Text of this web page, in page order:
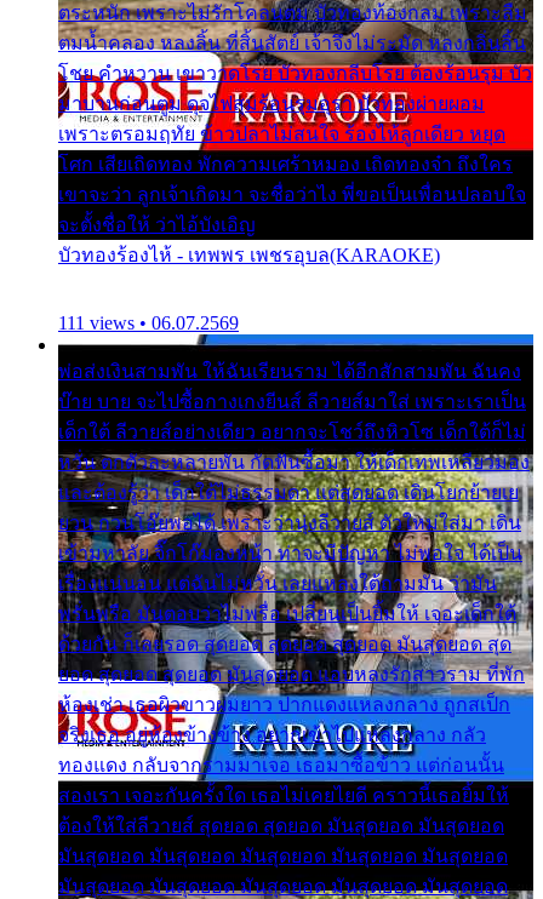
ตระหนัก เพราะไม่รักโคลนตม บัวทองท้องกลม เพราะลืม
ตมน้ำคลอง หลงลิ้น ที่สิ้นสัตย์ เจ้าจึงไม่ระมัด หลงกลิ่นลิ้น
โชย คำหวาน เขาวาดโรย บัวทองกลีบโรย ต้องร้อนรุม บัว
มาบานก่อนตูม ดุจไฟสุมร้อนรุมอุรา บัวทองผ่ายผอม
เพราะตรอมฤทัย ข้าวปลาไม่สนใจ ร้องไห้ลูกเดียว หยุด
โศก เสียเถิดทอง พักความเศร้าหมอง เถิดทองจ๋า ถึงใคร
เขาจะว่า ลูกเจ้าเกิดมา จะชื่อว่าไง พี่ขอเป็นเพื่อนปลอบใจ
จะตั้งชื่อให้ ว่าไอ้บังเอิญ
บัวทองร้องไห้ - เทพพร เพชรอุบล(KARAOKE)
111 views • 06.07.2569
พ่อส่งเงินสามพัน ให้ฉันเรียนราม ได้อีกสักสามพัน ฉันคง
บ๊าย บาย จะไปซื้อกางเกงยีนส์ ลีวายส์มาใส่ เพราะเราเป็น
เด็กใต้ ลีวายส์อย่างเดียว อยากจะโชว์ถึงหิวโซ เด็กใต้ก็ไม่
หวั่น ตกตัวละหลายพัน กัดฟันซื้อมา ให้เด็กเทพเหลียวมอง
และต้องรู้ว่า เด็กใต้ไม่ธรรมดา แต่สุดยอด เดินโยกย้ายเย
ยวน กวนโอ๊ยพอได้ เพราะว่านุ่งลีวายส์ ตัวใหม่ใส่มา เดิน
เข้ามหาลัย จิ๊กโก๊มองหน้า ท่าจะมีปัญหา ไม่พอใจ ได้เป็น
เรื่องแน่นอน แต่ฉันไม่หวั่น เลยแหลงใต้ถามมัน ว่ามัน
พรั่นพรือ มันตอบว่าไม่พรื่อ เปลี่ยนเป็นยิ้มให้ เจอะเด็กใต้
ด้วยกัน ก็เลยรอด สุดยอด สุดยอด สุดยอด มันสุดยอด สุด
ยอด สุดยอด สุดยอด มันสุดยอด แอบหลงรักสาวราม ที่พัก
ห้องเช่า เธอผิวขาวผมยาว ปากแดงแหลงกลาง ถูกสเป็ก
จริงเธอ อยู่ห้องข้างข้าง อยากเข้าไปแหลงกลาง กลัว
ทองแดง กลับจากรามมาเจอ เธอมาซื้อข้าว แต่ก่อนนั้น
สองเรา เจอะกันครั้งใด เธอไม่เคยไยดี คราวนี้เธอยิ้มให้
ต้องให้ใส่ลีวายส์ สุดยอด สุดยอด มันสุดยอด มันสุดยอด
มันสุดยอด มันสุดยอด มันสุดยอด มันสุดยอด มันสุดยอด
มันสุดยอด มันสุดยอด มันสุดยอด มันสุดยอด มันสุดยอด